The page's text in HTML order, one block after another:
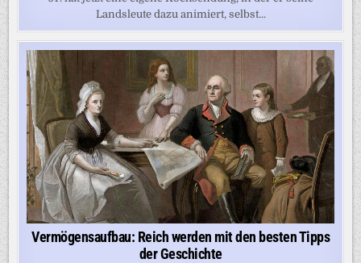
Landsleute dazu animiert, selbst...
Vermögensaufbau: Reich werden mit den besten Tipps
der Geschichte